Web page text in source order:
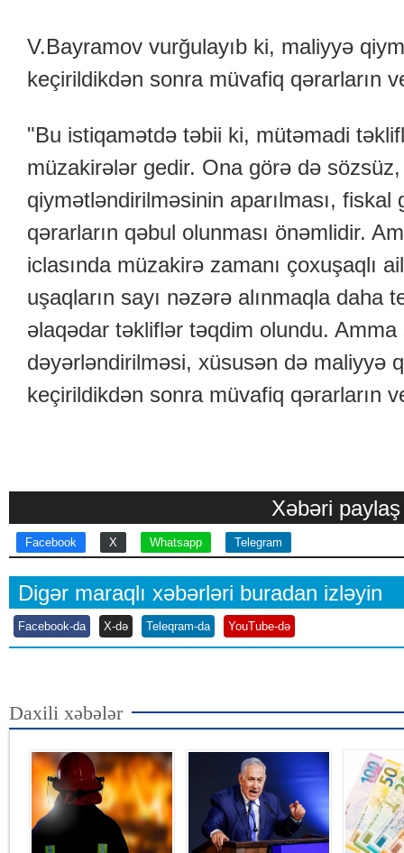
V.Bayramov vurğulayıb ki, maliyyə
keçirildikdən sonra müvafiq qərarların
"Bu istiqamətdə təbii ki, mütəmadi
müzakirələr gedir. Ona görə də
qiymətləndirilməsinin aparılması,
qərarların qəbul olunması önəmlidir.
iclasında müzakirə zamanı çoxuşaqlı
uşaqların sayı nəzərə alınmaqla daha
əlaqədar təkliflər təqdim olundu.
dəyərləndirilməsi, xüsusən də maliyyə
keçirildikdən sonra müvafiq qərarların
Xəbəri paylaş
Facebook X Whatsapp Telegram
Digər maraqlı xəbərləri buradan izləyin
Facebook-da X-də Teleqram-da YouTube-də
Daxili xəbələr